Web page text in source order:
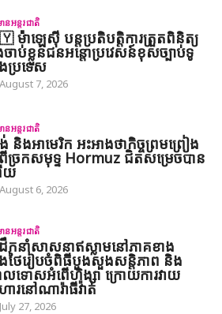
នអន្តរជាតិ
ម៉ាឡេស៊ី បន្តប្រតិបត្តិការត្រួតពិនិត្យ
ាប់ខ្លួនជនអន្តោប្រវេសន៍ខុសច្បាប់ទូ
ប្រទេស
August 7, 2026
នអន្តរជាតិ
និងអាមេរិក អះអាងថាកិច្ចព្រមព្រៀង
ច្រកសមុទ្ទ Hormuz ជិតសម្រេចបាន
យ
August 6, 2026
នអន្តរជាតិ
កនាំសាសនាឥស្លាមនៅភាគខាង
ថៃរៀបចំពិធីបួងសួងសន្តិភាព និង
លទោសអំពើហិង្សា ក្រោយការវាយ
ារនៅណារ៉ាធីវ៉ាត់
July 27, 2026